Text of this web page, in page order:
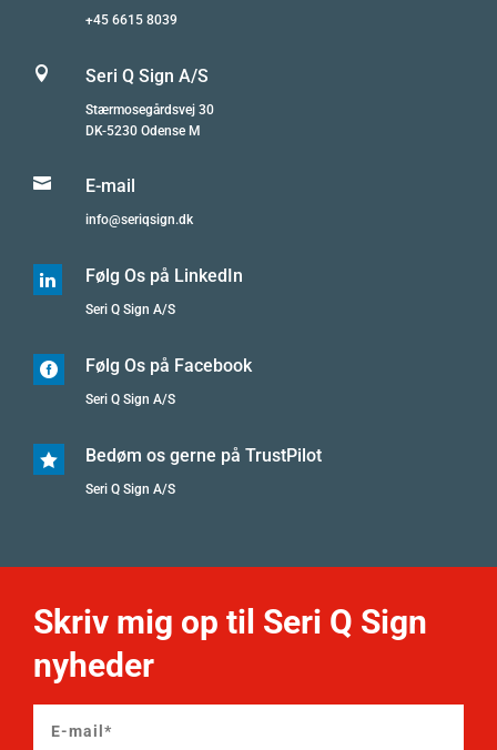
+45 6615 8039
 Seri Q Sign A/S
Stærmosegårdsvej 30
DK-5230 Odense M
 E-mail
info@seriqsign.dk
 Følg Os på LinkedIn
Seri Q Sign A/S
 Følg Os på Facebook
Seri Q Sign A/S
 Bedøm os gerne på TrustPilot
Seri Q Sign A/S
Skriv mig op til Seri Q Sign
nyheder